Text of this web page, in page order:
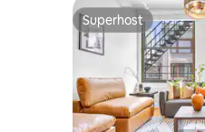
Superhost
Superhost